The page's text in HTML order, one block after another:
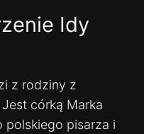
Idy
z rodziny z
córką Marka
polskiego pisarza i